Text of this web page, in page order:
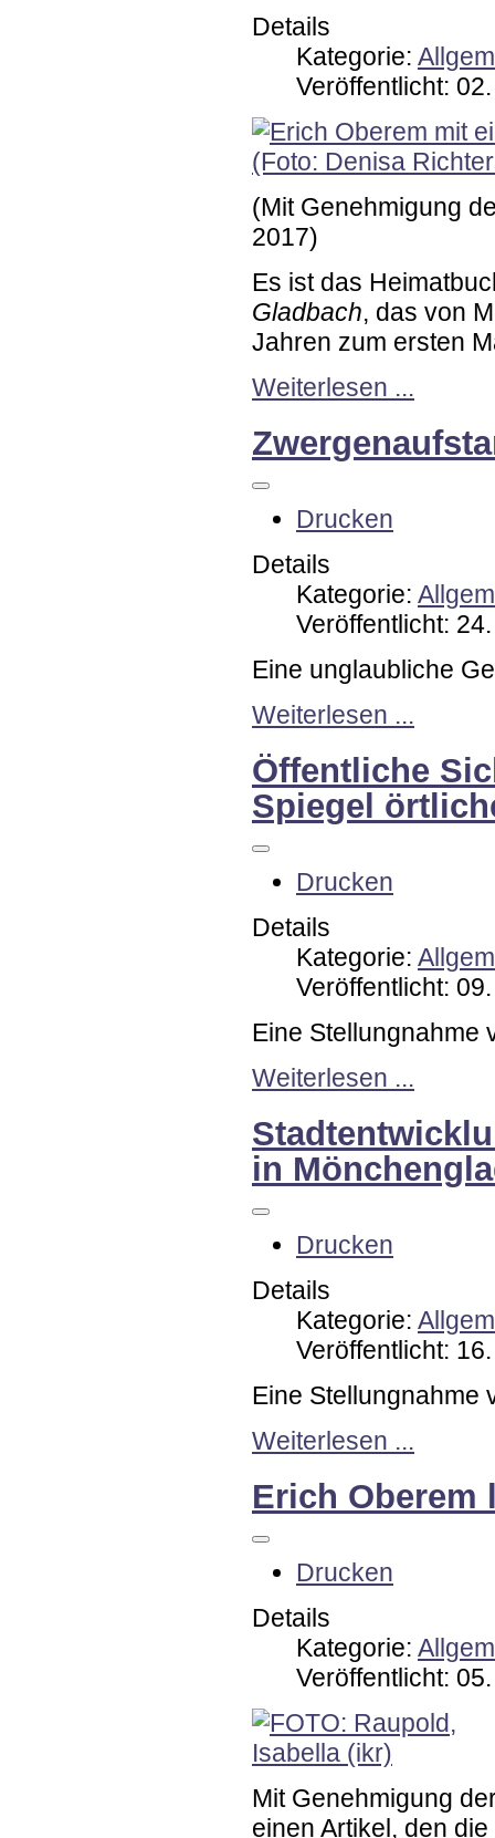
Details
Kategorie:
Veröffentlicht:
(Mit Genehmigung
2017)
Es ist das
Gladbach, das von
Jahren zum ersten
Weiterlesen ...
Drucken
Details
Kategorie:
Veröffentlicht:
Eine unglaubliche
Weiterlesen ...
Öffentliche
Spiegel
Drucken
Details
Kategorie:
Veröffentlicht:
Eine Stellungnahme
Weiterlesen ...
in
Drucken
Details
Kategorie:
Veröffentlicht:
Eine Stellungnahme
Weiterlesen ...
Erich Oberem
Drucken
Details
Kategorie:
Veröffentlicht:
Mit Genehmigung
einen Artikel, den